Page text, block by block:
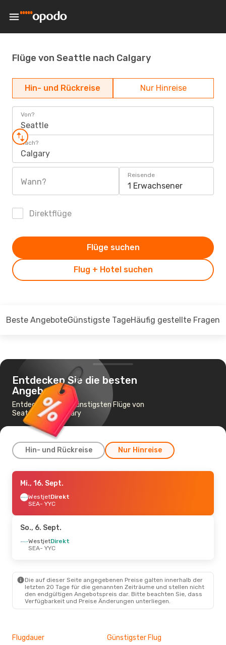
Flüge von Seattle nach Calgary
Hin- und Rückreise Nur Hinreise
Von?
Seattle
Nach?
Calgary
Wann?
Reisende
1 Erwachsener
Direktflüge
Flug + Hotel suchen
Flüge suchen
Beste AngeboteGünstigste TageHäufig gestellte Fragen
Entdecken Sie die besten
Angebote
Entdecken Sie die günstigsten Flüge von
Seattle nach Calgary
Hin- und Rückreise Nur Hinreise
Sa., 12. Sept.
WestjetDirekt
SEA- YYC
YYC- SEA
Mi., 2. Sept.- Do., 10. Sept.
YYC
- SEA
So., 23. Aug.- Mi., 26. Aug.
YYC- SEA
Mi., 16. Sept.
WestjetDirekt
SEA- YYC
So., 6. Sept.
WestjetDirekt
SEA- YYC
Die auf dieser Seite angegebenen Preise galten innerhalb der
letzten 20 Tage für die genannten Zeiträume und stellen nicht
den endgültigen Angebotspreis dar. Bitte beachten Sie, dass
Verfügbarkeit und Preise Änderungen unterliegen.
Flugdauer Günstigster Flug